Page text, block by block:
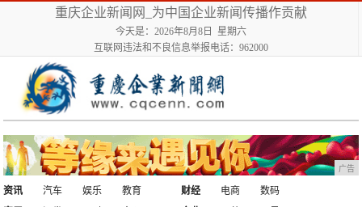
重庆企业新闻网_为中国企业新闻传播作贡献
今天是：2026年8月8日 星期六
互联网违法和不良信息举报电话：962000
广告
资讯 汽车 娱乐
教育
财经 电商
数码